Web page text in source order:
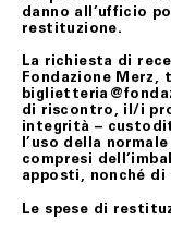
danno all’ufficio
restituzione.
La richiesta di
Fondazione
di riscontro, il/i
integrità –
l’uso della
compresi
apposti, nonché di
Le spese di